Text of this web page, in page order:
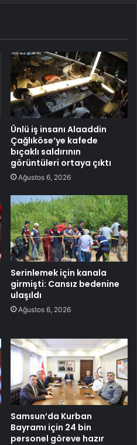
Ünlü iş insanı Alaaddin
Çağlıköse’ye kafede
bıçaklı saldırının
görüntüleri ortaya çıktı
Ağustos 6, 2026
Serinlemek için kanala
girmişti: Cansız bedenine
ulaşıldı
Ağustos 6, 2026
Samsun’da Kurban
Bayramı için 24 bin
personel göreve hazır